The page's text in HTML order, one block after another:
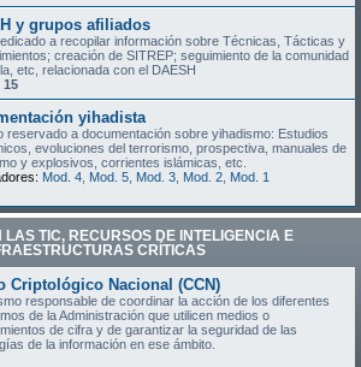
y grupos afiliados
a recopilar información sobre Técnicas, Tácticas y
creación de SITREP; seguimiento de la comunidad
etc, relacionada con el DAESH
15
yihadista
reservado a documentación sobre yihadismo: Estudios
evoluciones del terrorismo, prospectiva, manuales de
y explosivos, corrientes islámicas, etc.
Mod. 4 Mod. 5 Mod. 3 Mod. 2 Mod. 1
LAS TIC, RECURSOS DE INTELIGENCIA E
CRÍTICAS
Criptológico Nacional (CCN)
responsable de coordinar la acción de los diferentes
de la Administración que utilicen medios o
de cifra y de garantizar la seguridad de las
de la información en ese ámbito.